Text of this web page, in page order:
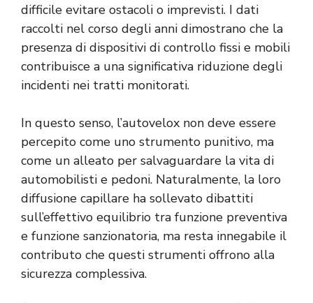
difficile evitare ostacoli o imprevisti. I dati
raccolti nel corso degli anni dimostrano che la
presenza di dispositivi di controllo fissi e mobili
contribuisce a una significativa riduzione degli
incidenti nei tratti monitorati.
In questo senso, l’autovelox non deve essere
percepito come uno strumento punitivo, ma
come un alleato per salvaguardare la vita di
automobilisti e pedoni. Naturalmente, la loro
diffusione capillare ha sollevato dibattiti
sull’effettivo equilibrio tra funzione preventiva
e funzione sanzionatoria, ma resta innegabile il
contributo che questi strumenti offrono alla
sicurezza complessiva.